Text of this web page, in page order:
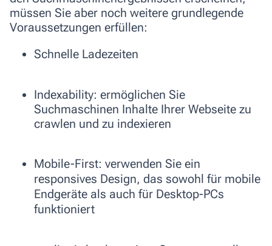
müssen Sie aber noch weitere grundlegende
Voraussetzungen erfüllen:
Schnelle Ladezeiten
Indexability: ermöglichen Sie
Suchmaschinen Inhalte Ihrer Webseite zu
crawlen und zu indexieren
Mobile-First: verwenden Sie ein
responsives Design, das sowohl für mobile
Endgeräte als auch für Desktop-PCs
funktioniert